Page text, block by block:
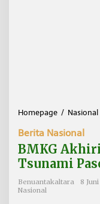
Homepage / Nasional
G
Berita Nasional
BMKG
Tsunami
Benuantakaltara
8
Nasional